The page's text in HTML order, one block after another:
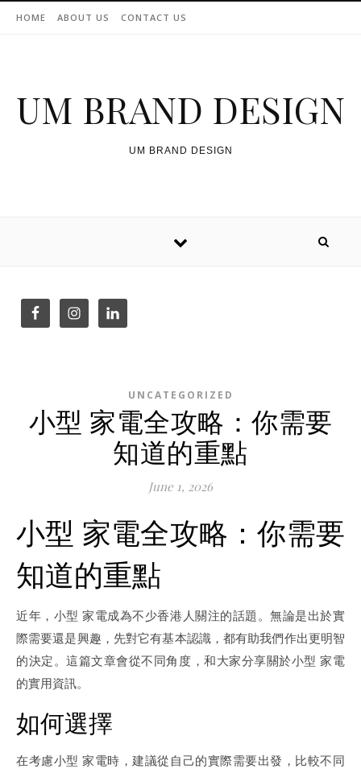
HOME ABOUT US CONTACT US
UM BRAND DESIGN
UM BRAND DESIGN
UNCATEGORIZED
小型 家電全攻略：你需要
知道的重點
June 1, 2026
小型 家電全攻略：你需要
知道的重點
近年，小型 家電成為不少香港人關注的話題。無論是出於實
際需要還是興趣，先對它有基本認識，都有助我們作出更明智
的決定。這篇文章會從不同角度，和大家分享關於小型 家電
的實用資訊。
如何選擇
在考慮小型 家電時，建議從自己的實際需要出發，比較不同